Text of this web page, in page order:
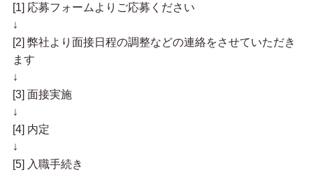
[1] 応募フォームよりご応募ください
↓
[2] 弊社より面接日程の調整などの連絡をさせていただき
ます
↓
[3] 面接実施
↓
[4] 内定
↓
[5] 入職手続き